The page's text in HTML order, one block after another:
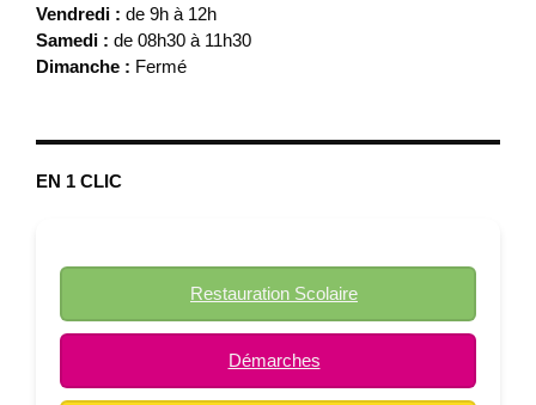
Vendredi : de 9h à 12h
Samedi : de 08h30 à 11h30
Dimanche : Fermé
EN 1 CLIC
Restauration Scolaire
Démarches